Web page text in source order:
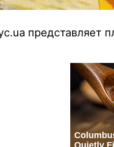
представляет